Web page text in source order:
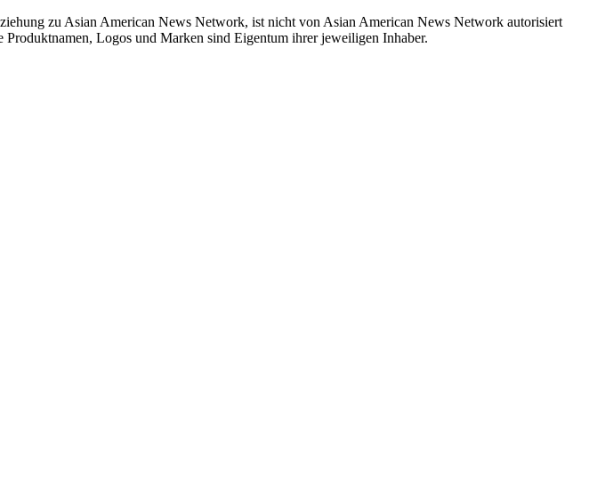
zu Asian American News Network, ist nicht von Asian American News Network autorisiert
Logos und Marken sind Eigentum ihrer jeweiligen Inhaber.